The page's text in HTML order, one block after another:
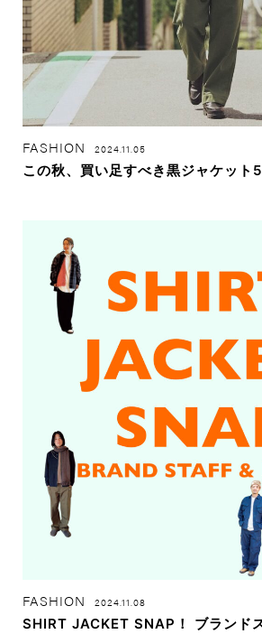
FASHION 2024.11.05
この秋、買い足すべき黒ジャケット
FASHION 2024.11.08
SHIRT JACKET SNAP！ ブランド